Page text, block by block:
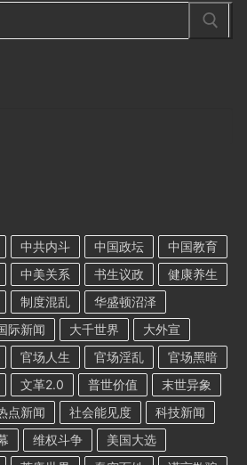
中共内斗 中国政坛
中国教育
中美关系 书生议政
健康养生
制度混乱
华盛顿沼泽
际新闻 大千世界
大外宣
官场人生 官场淫乱
官场黑暗
文革2.0 普世价值
末世异象
点新闻 社会能见度
科技新闻
维权斗争
美国大选